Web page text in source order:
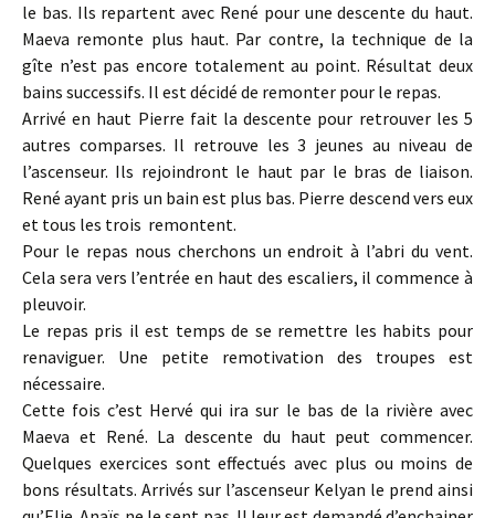
le bas. Ils repartent avec René pour une descente du haut.
Maeva remonte plus haut. Par contre, la technique de la
gîte n’est pas encore totalement au point. Résultat deux
bains successifs. Il est décidé de remonter pour le repas.
Arrivé en haut Pierre fait la descente pour retrouver les 5
autres comparses. Il retrouve les 3 jeunes au niveau de
l’ascenseur. Ils rejoindront le haut par le bras de liaison.
René ayant pris un bain est plus bas. Pierre descend vers eux
et tous les trois remontent.
Pour le repas nous cherchons un endroit à l’abri du vent.
Cela sera vers l’entrée en haut des escaliers, il commence à
pleuvoir.
Le repas pris il est temps de se remettre les habits pour
renaviguer. Une petite remotivation des troupes est
nécessaire.
Cette fois c’est Hervé qui ira sur le bas de la rivière avec
Maeva et René. La descente du haut peut commencer.
Quelques exercices sont effectués avec plus ou moins de
bons résultats. Arrivés sur l’ascenseur Kelyan le prend ainsi